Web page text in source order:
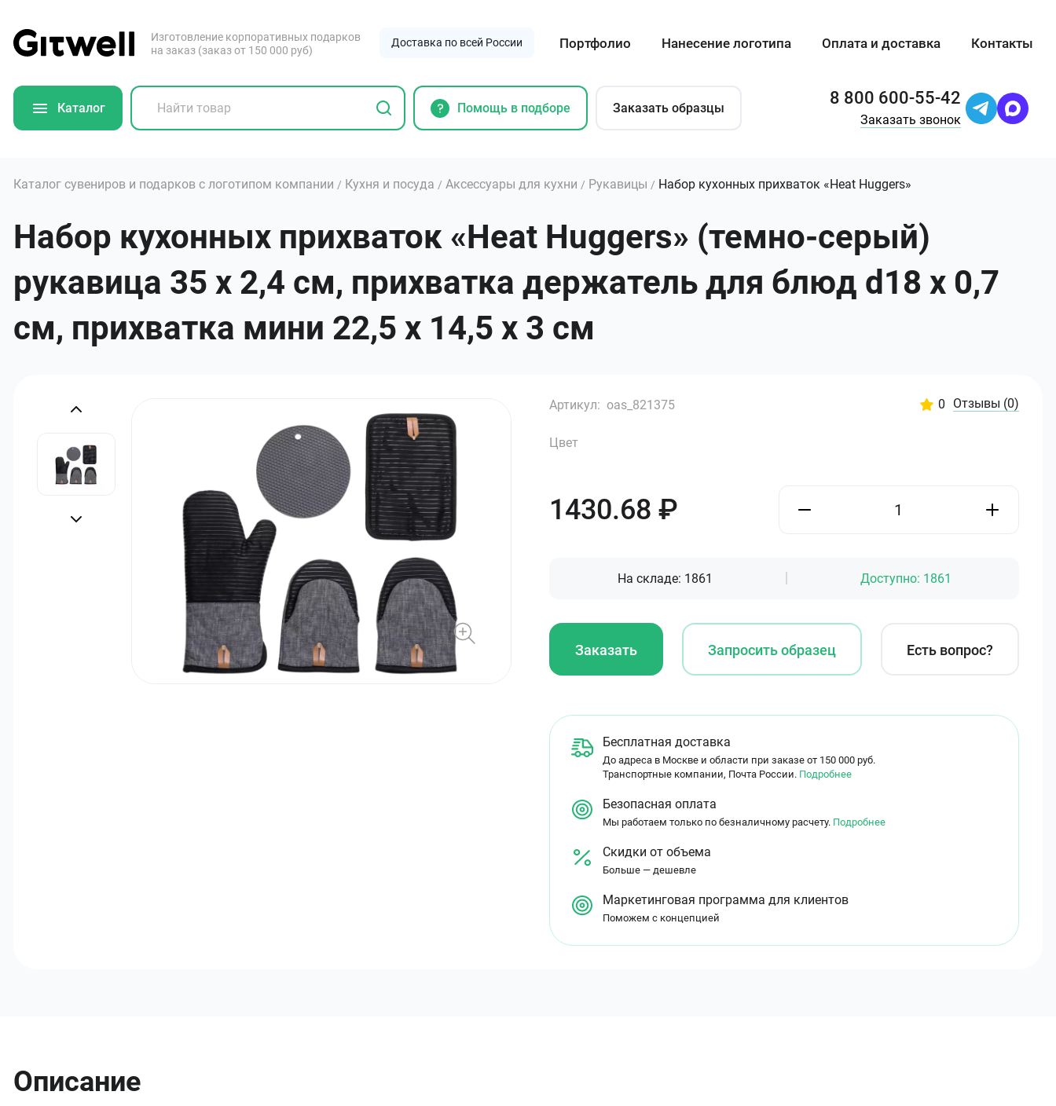
Изготовление корпоративных подарков
на заказ (заказ от 150 000 руб)
Доставка по всей России Портфолио Нанесение логотипа Оплата и доставка Контакты
Каталог Помощь в подборе Заказать образцы 8 800 600-55-42
Заказать звонок
Каталог сувениров и подарков с логотипом компании / Кухня и посуда / Аксессуары для кухни / Рукавицы / Набор кухонных прихваток «Heat Huggers»
Набор кухонных прихваток «Heat Huggers» (темно-серый)
рукавица 35 х 2,4 см, прихватка держатель для блюд d18 х 0,7
см, прихватка мини 22,5 х 14,5 х 3 см
Артикул: oas_821375 0 Отзывы (0)
Цвет
1430.68 ₽
На складе: 1861 Доступно: 1861
Заказать Запросить образец Есть вопрос?
Бесплатная доставка
До адреса в Москве и области при заказе от 150 000 руб.
Транспортные компании, Почта России. Подробнее
Безопасная оплата
Мы работаем только по безналичному расчету. Подробнее
Скидки от объема
Больше — дешевле
Маркетинговая программа для клиентов
Поможем с концепцией
Описание